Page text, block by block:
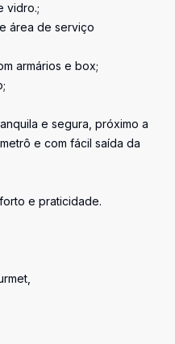
vidro.;
área de serviço
armários e box;
e segura, próximo a
e com fácil saída da
e praticidade.